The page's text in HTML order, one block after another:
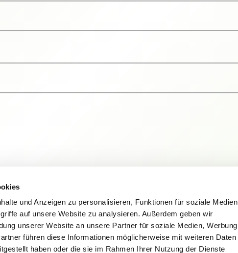
und Anzeigen zu personalisieren, Funktionen für soziale Medien
auf unsere Website zu analysieren. Außerdem geben wir
unserer Website an unsere Partner für soziale Medien, Werbung
führen diese Informationen möglicherweise mit weiteren Daten
haben oder die sie im Rahmen Ihrer Nutzung der Dienste